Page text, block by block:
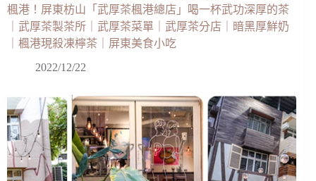
楓港！屏東枋山「武厚茶楓港總店」喝一杯武功深厚的茶
｜武厚茶製茶所｜武厚茶菜單｜武厚茶分店｜暗黑厚鮮奶
｜楓港現殺凍檸茶｜屏東美食小吃
2022/12/22